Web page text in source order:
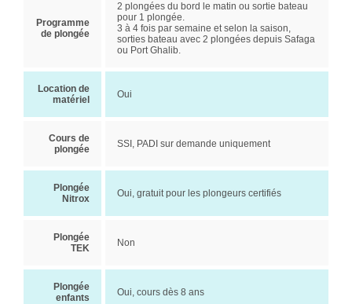
Programme
de plongée
2 plongées du bord le matin ou sortie bateau
pour 1 plongée.
3 à 4 fois par semaine et selon la saison,
sorties bateau avec 2 plongées depuis Safaga
ou Port Ghalib.
Location de
matériel
Oui
Cours de
plongée
SSI, PADI sur demande uniquement
Plongée
Nitrox
Oui, gratuit pour les plongeurs certifiés
Plongée
TEK
Non
Plongée
enfants
Oui, cours dès 8 ans